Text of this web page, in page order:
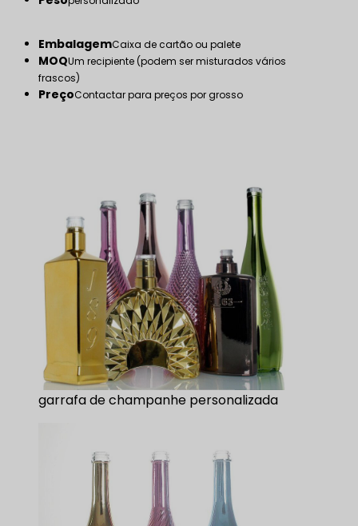
EmbalagemCaixa de cartão ou palete
MOQUm recipiente (podem ser misturados vários
frascos)
PreçoContactar para preços por grosso
garrafa de champanhe personalizada